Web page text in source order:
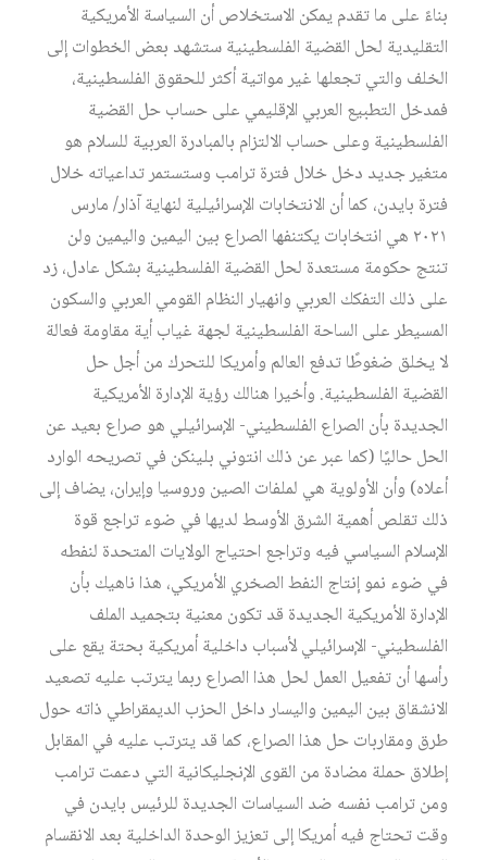
بناءً على ما تقدم يمكن الاستخلاص أن السياسة الأمريكية
التقليدية لحل القضية الفلسطينية ستشهد بعض الخطوات إلى
الخلف والتي تجعلها غير مواتية أكثر للحقوق الفلسطينية،
فمدخل التطبيع العربي الإقليمي على حساب حل القضية
الفلسطينية وعلى حساب الالتزام بالمبادرة العربية للسلام هو
متغير جديد دخل خلال فترة ترامب وستستمر تداعياته خلال
فترة بايدن، كما أن الانتخابات الإسرائيلية لنهاية آذار/ مارس
٢٠٢١ هي انتخابات يكتنفها الصراع بين اليمين واليمين ولن
تنتج حكومة مستعدة لحل القضية الفلسطينية بشكل عادل، زد
على ذلك التفكك العربي وانهيار النظام القومي العربي والسكون
المسيطر على الساحة الفلسطينية لجهة غياب أية مقاومة فعالة
لا يخلق ضغوطًا تدفع العالم وأمريكا للتحرك من أجل حل
القضية الفلسطينية. وأخيرا هنالك رؤية الإدارة الأمريكية
الجديدة بأن الصراع الفلسطيني- الإسرائيلي هو صراع بعيد عن
الحل حاليًا (كما عبر عن ذلك انتوني بلينكن في تصريحه الوارد
أعلاه) وأن الأولوية هي لملفات الصين وروسيا وإيران، يضاف إلى
ذلك تقلص أهمية الشرق الأوسط لديها في ضوء تراجع قوة
الإسلام السياسي فيه وتراجع احتياج الولايات المتحدة لنفطه
في ضوء نمو إنتاج النفط الصخري الأمريكي، هذا ناهيك بأن
الإدارة الأمريكية الجديدة قد تكون معنية بتجميد الملف
الفلسطيني- الإسرائيلي لأسباب داخلية أمريكية بحتة يقع على
رأسها أن تفعيل العمل لحل هذا الصراع ربما يترتب عليه تصعيد
الانشقاق بين اليمين واليسار داخل الحزب الديمقراطي ذاته حول
طرق ومقاربات حل هذا الصراع، كما قد يترتب عليه في المقابل
إطلاق حملة مضادة من القوى الإنجليكانية التي دعمت ترامب
ومن ترامب نفسه ضد السياسات الجديدة للرئيس بايدن في
وقت تحتاج فيه أمريكا إلى تعزيز الوحدة الداخلية بعد الانقسام